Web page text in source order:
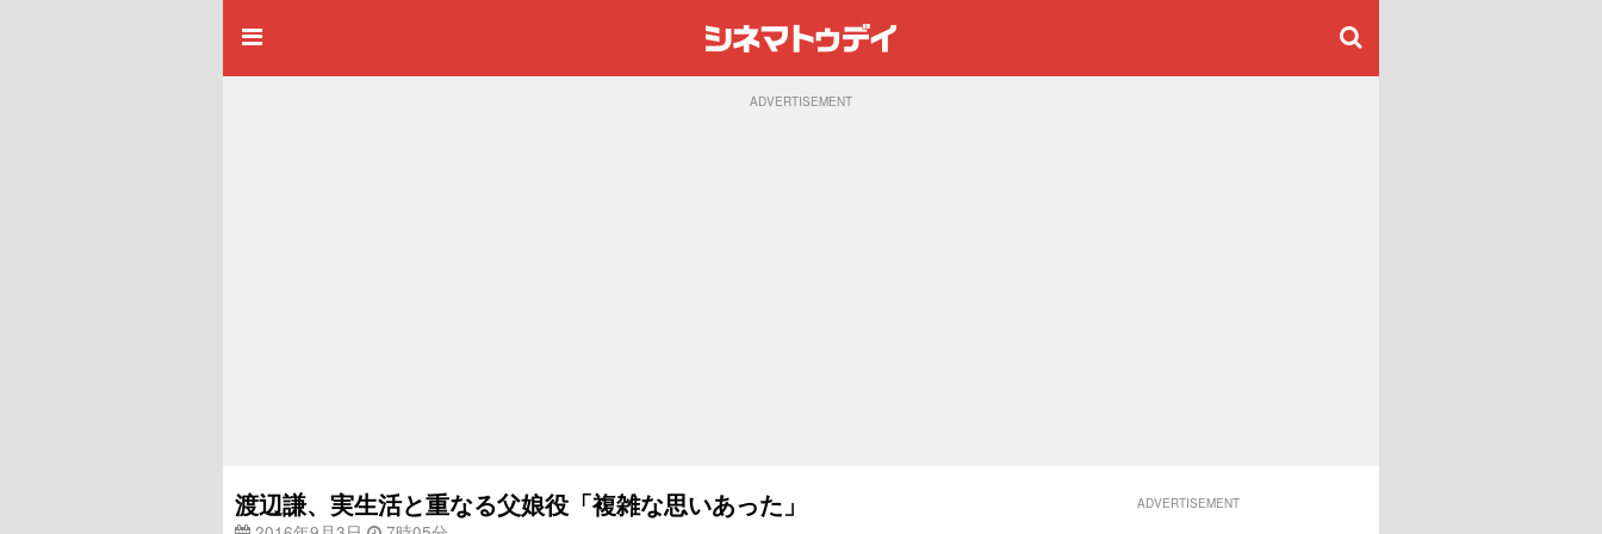
ADVERTISEMENT
渡辺謙、実生活と重なる父娘役「複雑な思いあった」 ADVERTISEMENT